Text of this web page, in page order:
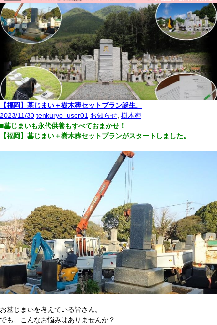
【福岡】墓じまい＋樹木葬セットプラン誕生。
2023/11/30 tenkuryo_user01 お知らせ 樹木葬
■墓じまいも永代供養もすべておまかせ！
【福岡】墓じまい＋樹木葬セットプランがスタートしました。
お墓じまいを考えている皆さん。
でも、こんなお悩みはありませんか？